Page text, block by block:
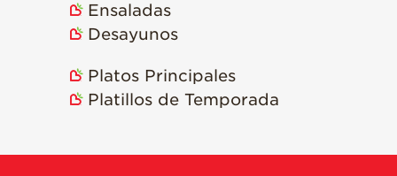
Ensaladas
Desayunos
Platos Principales
Platillos de Temporada